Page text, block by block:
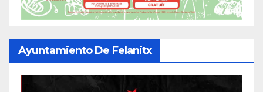
Ayuntamiento De Felanitx